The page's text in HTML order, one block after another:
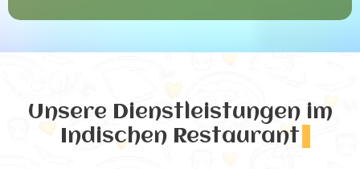
Unsere Dienstleistungen im
Indischen Restaurant